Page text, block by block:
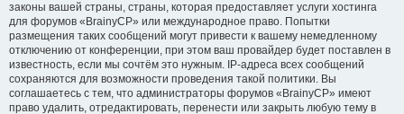
законы вашей страны, страны, которая предоставляет услуги хостинга
для форумов «BrainyCP» или международное право. Попытки
размещения таких сообщений могут привести к вашему немедленному
отключению от конференции, при этом ваш провайдер будет поставлен в
известность, если мы сочтём это нужным. IP-адреса всех сообщений
сохраняются для возможности проведения такой политики. Вы
соглашаетесь с тем, что администраторы форумов «BrainyCP» имеют
право удалить, отредактировать, перенести или закрыть любую тему в